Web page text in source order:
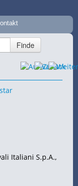
Italiani S.p.A.,